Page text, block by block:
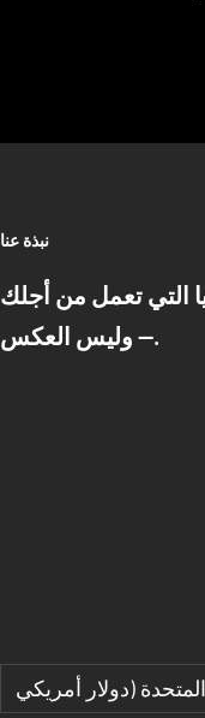
نبذة عنا
التي تعمل من أجلك
— وليس العكس.
البلد/